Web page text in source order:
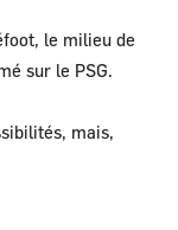
le milieu de
sur le PSG.
mais,